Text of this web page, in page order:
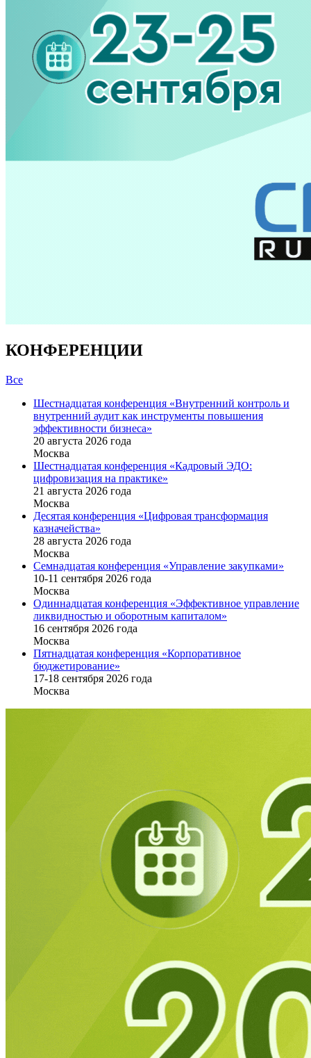
КОНФЕРЕНЦИИ
Все
Шестнадцатая конференция «Внутренний контроль и
внутренний аудит как инструменты повышения
эффективности бизнеса»
20 августа 2026 года
Москва
Шестнадцатая конференция «Кадровый ЭДО:
цифровизация на практике»
21 августа 2026 года
Москва
Десятая конференция «Цифровая трансформация
казначейства»
28 августа 2026 года
Москва
Семнадцатая конференция «Управление закупками»
10-11 сентября 2026 года
Москва
Одиннадцатая конференция «Эффективное управление
ликвидностью и оборотным капиталом»
16 cентября 2026 года
Москва
Пятнадцатая конференция «Корпоративное
бюджетирование»
17-18 сентября 2026 года
Москва